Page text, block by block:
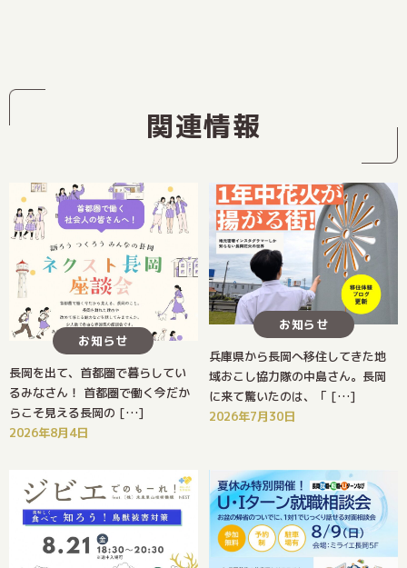
関連情報
お知らせ
長岡を出て、首都圏で暮らしてい
るみなさん！ 首都圏で働く今だか
らこそ見える長岡の […]
2026年8月4日
お知らせ
兵庫県から長岡へ移住してきた地
域おこし協力隊の中島さん。長岡
に来て驚いたのは、「 […]
2026年7月30日